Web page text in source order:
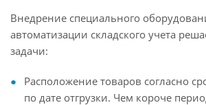
Внедрение специального
автоматизации складского учета
задачи:
Расположение товаров согласно
по дате отгрузки. Чем короче